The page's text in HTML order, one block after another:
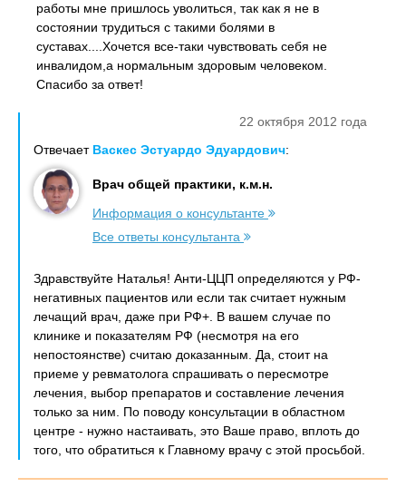
работы мне пришлось уволиться, так как я не в
состоянии трудиться с такими болями в
суставах....Хочется все-таки чувствовать себя не
инвалидом,а нормальным здоровым человеком.
Спасибо за ответ!
22 октября 2012 года
Отвечает Васкес Эстуардо Эдуардович:
Врач общей практики, к.м.н.
Информация о консультанте
Все ответы консультанта
Здравствуйте Наталья! Анти-ЦЦП определяются у РФ-
негативных пациентов или если так считает нужным
лечащий врач, даже при РФ+. В вашем случае по
клинике и показателям РФ (несмотря на его
непостоянстве) считаю доказанным. Да, стоит на
приеме у ревматолога спрашивать о пересмотре
лечения, выбор препаратов и составление лечения
только за ним. По поводу консультации в областном
центре - нужно настаивать, это Ваше право, вплоть до
того, что обратиться к Главному врачу с этой просьбой.